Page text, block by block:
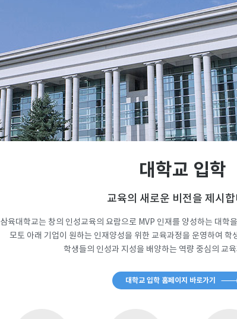
대학교 입학
교육의 새로운 비전을 제시
삼육대학교는 창의 인성교육의 요람으로 MVP 인재를 양성하는 대학
모토 아래 기업이 원하는 인재양성을 위한 교육과정을 운영하여 학
학생들의 인성과 지성을 배양하는 역량 중심의 교
대학교 입학 홈페이지 바로가기